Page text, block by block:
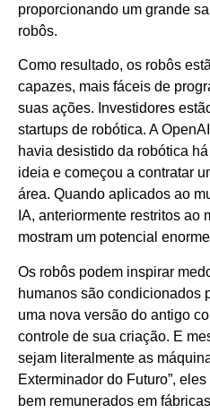
proporcionando um grande
robôs.
Como resultado, os robôs
capazes, mais fáceis de
suas ações. Investidores
startups de robótica. A
havia desistido da robótica
ideia e começou a contratar
área. Quando aplicados ao
IA, anteriormente restritos ao
mostram um potencial
Os robôs podem inspirar
humanos são condicionados
uma nova versão do antigo
controle de sua criação. E
sejam literalmente as
Exterminador do Futuro”,
bem remunerados em